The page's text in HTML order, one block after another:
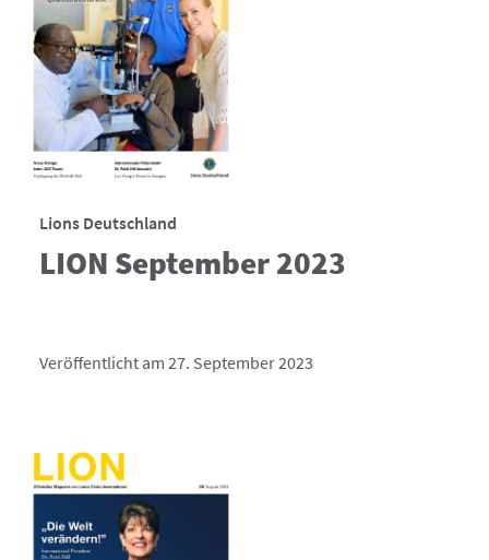
Lions Deutschland
LION September 2023
Veröffentlicht am 27. September 2023